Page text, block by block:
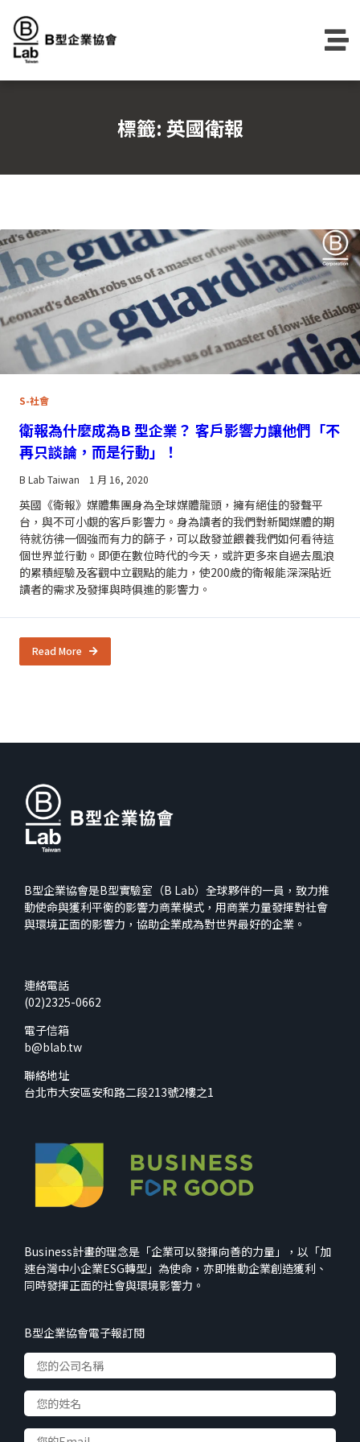
content
標籤: 英國衛報
S-社會
衛報為什麼成為B 型企業？ 客戶影響力讓他們「不
再只談論，而是行動」！
B Lab Taiwan 1 月 16, 2020
英國《衛報》媒體集團身為全球媒體龍頭，擁有絕佳的發聲平
台，與不可小覷的客戶影響力。身為讀者的我們對新聞媒體的期
待就彷彿一個強而有力的篩子，可以啟發並餵養我們如何看待這
個世界並行動。即便在數位時代的今天，或許更多來自過去風浪
的累積經驗及客觀中立觀點的能力，使200歲的衛報能深深貼近
讀者的需求及發揮與時俱進的影響力。
Read More
B型企業協會是B型實驗室（B Lab）全球夥伴的一員，致力推
動使命與獲利平衡的影響力商業模式，用商業力量發揮對社會
與環境正面的影響力，協助企業成為對世界最好的企業。
連絡電話
(02)2325-0662
電子信箱
b@blab.tw
聯絡地址
台北市大安區安和路二段213號2樓之1
Business計畫的理念是「企業可以發揮向善的力量」，以「加
速台灣中小企業ESG轉型」為使命，亦即推動企業創造獲利、
同時發揮正面的社會與環境影響力。
B型企業協會電子報訂閱